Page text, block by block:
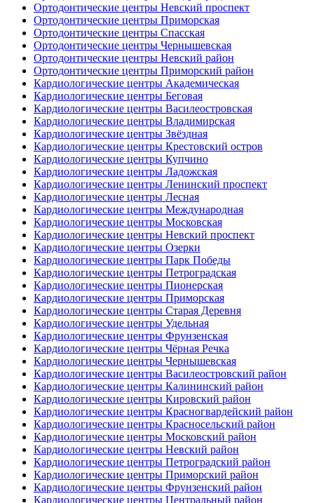
Ортодонтические центры Невский проспект
Ортодонтические центры Приморская
Ортодонтические центры Спасская
Ортодонтические центры Чернышевская
Ортодонтические центры Невский район
Ортодонтические центры Приморский район
Кардиологические центры Академическая
Кардиологические центры Беговая
Кардиологические центры Василеостровская
Кардиологические центры Владимирская
Кардиологические центры Звёздная
Кардиологические центры Крестовский остров
Кардиологические центры Купчино
Кардиологические центры Ладожская
Кардиологические центры Ленинский проспект
Кардиологические центры Лесная
Кардиологические центры Международная
Кардиологические центры Московская
Кардиологические центры Невский проспект
Кардиологические центры Озерки
Кардиологические центры Парк Победы
Кардиологические центры Петроградская
Кардиологические центры Пионерская
Кардиологические центры Приморская
Кардиологические центры Старая Деревня
Кардиологические центры Удельная
Кардиологические центры Фрунзенская
Кардиологические центры Чёрная Речка
Кардиологические центры Чернышевская
Кардиологические центры Василеостровский район
Кардиологические центры Калининский район
Кардиологические центры Кировский район
Кардиологические центры Красногвардейский район
Кардиологические центры Красносельский район
Кардиологические центры Московский район
Кардиологические центры Невский район
Кардиологические центры Петроградский район
Кардиологические центры Приморский район
Кардиологические центры Фрунзенский район
Кардиологические центры Центральный район